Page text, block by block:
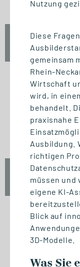
Fr., 18.
10:00 - 12:00
oder MBA
Mi., 23.
17:00 - 18:30
START STUDIENGANG
Nutzung
Diese
gemeinsam
Rhein-
Wirtschaft
wird, in
behandelt.
praxisnahe
Ausbildung.
richtigen
müssen und
eigene KI-
Blick auf
3D-Modelle.
Was Sie